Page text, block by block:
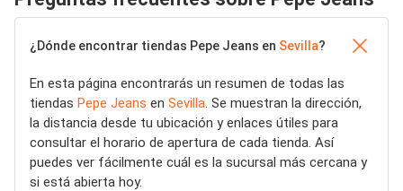
¿Dónde encontrar tiendas Pepe Jeans en Sevilla?
En esta página encontrarás un resumen de todas las
tiendas Pepe Jeans en Sevilla. Se muestran la dirección,
la distancia desde tu ubicación y enlaces útiles para
consultar el horario de apertura de cada tienda. Así
puedes ver fácilmente cuál es la sucursal más cercana y
si está abierta hoy.